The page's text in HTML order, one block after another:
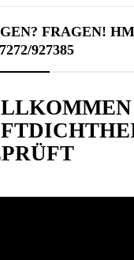
FRAGEN!
927385